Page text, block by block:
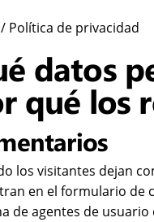
/ Política de privacidad
datos
qué los
los visitantes dejan
en el formulario de
de agentes de